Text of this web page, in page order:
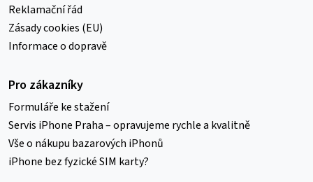
Reklamační řád
Zásady cookies (EU)
Informace o dopravě
Pro zákazníky
Formuláře ke stažení
Servis iPhone Praha – opravujeme rychle a kvalitně
Vše o nákupu bazarových iPhonů
iPhone bez fyzické SIM karty?